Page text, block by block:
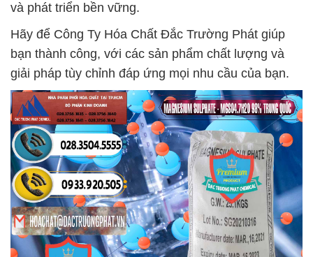
và phát triển bền vững.
Hãy để Công Ty Hóa Chất Đắc Trường Phát giúp
bạn thành công, với các sản phẩm chất lượng và
giải pháp tùy chỉnh đáp ứng mọi nhu cầu của bạn.